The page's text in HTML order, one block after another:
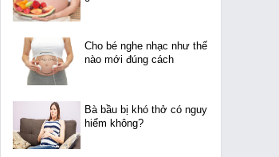
Cho bé nghe nhạc như thế
nào mới đúng cách
Bà bầu bị khó thở có nguy
hiểm không?